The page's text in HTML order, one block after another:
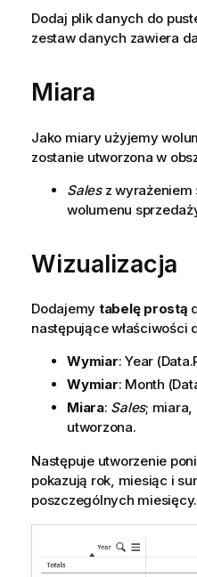
Dodaj plik danych do
zestaw danych zawiera
Miara
Jako miaryużyjemy
zostanie utworzona w
Salesz wyrażeniem
wolumenu
Wizualizacja
Dodajemy tabelę prostą
następującewłaściwości
Wymiar: Year
Wymiar: Month
Miara: Sales; miara,
utworzona.
Następuje utworzenie
pokazują rok, miesiąc i
poszczególnych miesięcy.